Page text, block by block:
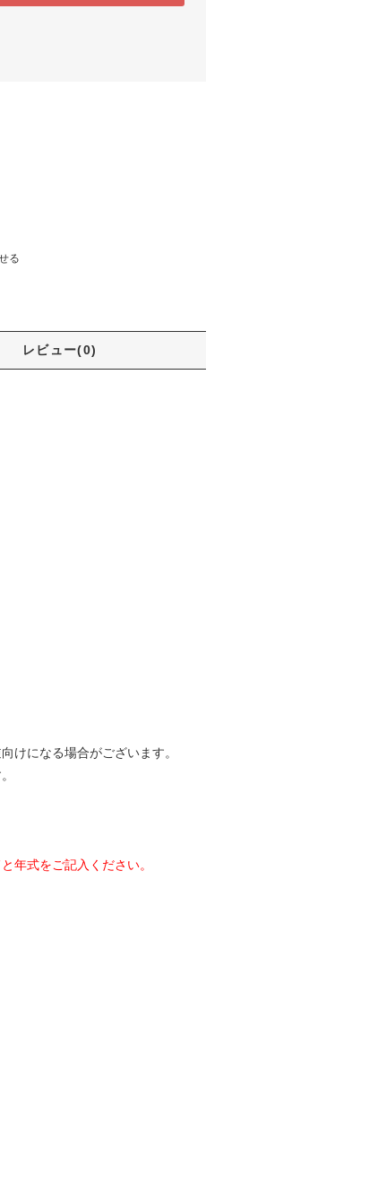
る
レビュー(0)
けになる場合がございます。
年式をご記入ください。